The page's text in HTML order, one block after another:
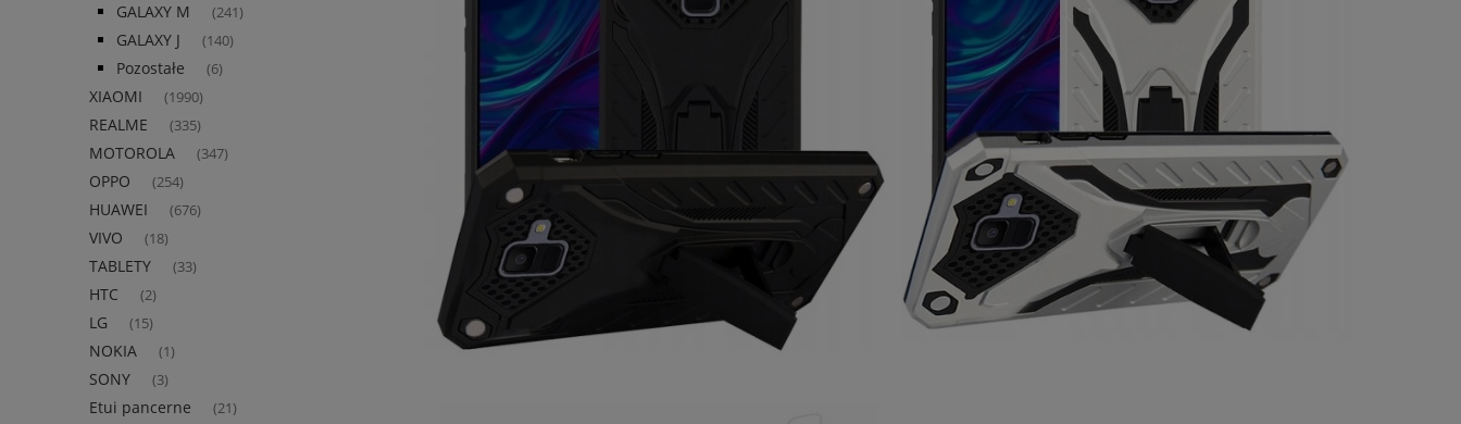
GALAXY M (241)
GALAXY J (140)
Pozostałe (6)
XIAOMI (1990)
REALME (335)
MOTOROLA (347)
OPPO (254)
HUAWEI (676)
VIVO (18)
TABLETY (33)
HTC (2)
LG (15)
NOKIA (1)
SONY (3)
Etui pancerne (21)